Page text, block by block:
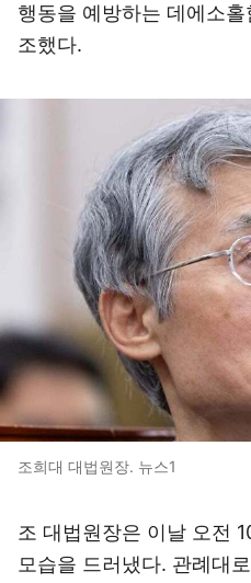
행동을 예방하는 데에소
조했다.
조희대 대법원장. 뉴스1
조 대법원장은 이날 오전
모습을 드러냈다. 관례대